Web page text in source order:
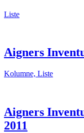
Liste
Aigners
Kolumne, Liste
Aigners
2011